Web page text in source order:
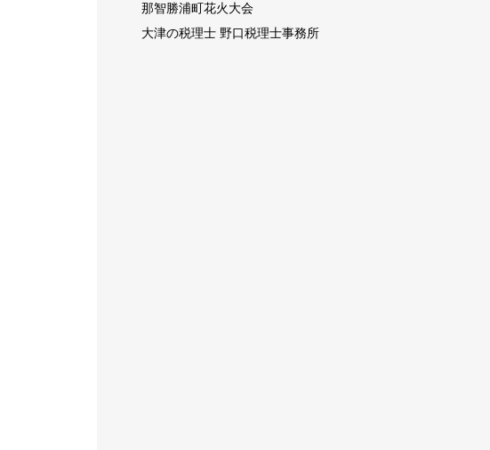
那智勝浦町花火大会
大津の税理士 野口税理士事務所